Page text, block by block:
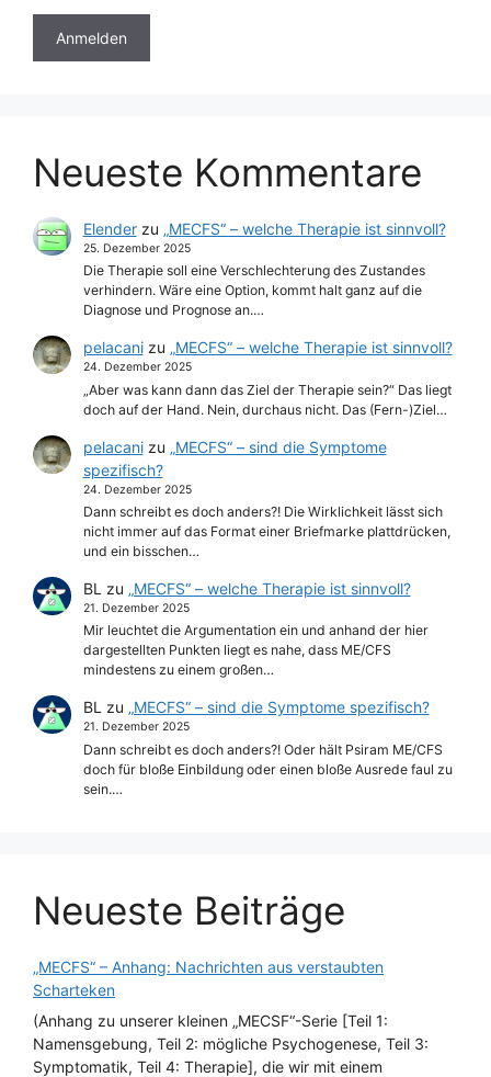
Neueste Kommentare
Elenderzu „MECFS“ – welche Therapie ist sinnvoll?
25. Dezember 2025
Die Therapie soll eine Verschlechterung des Zustandes
verhindern. Wäre eine Option, kommt halt ganz auf die
Diagnose und Prognose an.…
pelacanizu „MECFS“ – welche Therapie ist sinnvoll?
24. Dezember 2025
„Aber was kann dann das Ziel der Therapie sein?“ Das liegt
doch auf der Hand. Nein, durchaus nicht. Das (Fern-)Ziel…
pelacanizu „MECFS“ – sind die Symptome
spezifisch?
24. Dezember 2025
Dann schreibt es doch anders?! Die Wirklichkeit lässt sich
nicht immer auf das Format einer Briefmarke plattdrücken,
und ein bisschen…
BL zu „MECFS“ – welche Therapie ist sinnvoll?
21. Dezember 2025
Mir leuchtet die Argumentation ein und anhand der hier
dargestellten Punkten liegt es nahe, dass ME/CFS
mindestens zu einem großen…
BLzu „MECFS“ – sind die Symptome spezifisch?
21. Dezember 2025
Dann schreibt es doch anders?! Oder hält Psiram ME/CFS
doch für bloße Einbildung oder einen bloße Ausrede faul zu
sein.…
Neueste Beiträge
„MECFS“ – Anhang: Nachrichten aus verstaubten
Scharteken
(Anhang zu unserer kleinen „MECSF“-Serie [Teil 1:
Namensgebung, Teil 2: mögliche Psychogenese, Teil 3:
Symptomatik, Teil 4: Therapie], die wir mit einem